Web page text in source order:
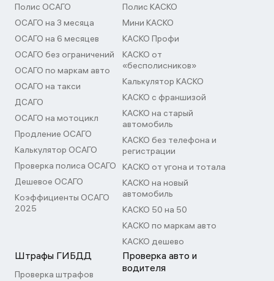
Полис ОСАГО
ОСАГО на 3 месяца
ОСАГО на 6 месяцев
ОСАГО без ограничений
ОСАГО по маркам авто
ОСАГО на такси
ДСАГО
ОСАГО на мотоцикл
Продление ОСАГО
Калькулятор ОСАГО
Проверка полиса ОСАГО
Дешевое ОСАГО
Коэффициенты ОСАГО
2025
Полис КАСКО
Мини КАСКО
КАСКО Профи
КАСКО от
«бесполисников»
Калькулятор КАСКО
КАСКО с франшизой
КАСКО на старый
автомобиль
КАСКО без телефона и
регистрации
КАСКО от угона и тотала
КАСКО на новый
автомобиль
КАСКО 50 на 50
КАСКО по маркам авто
КАСКО дешево
Штрафы ГИБДД
Проверка штрафов
Проверка авто и
водителя